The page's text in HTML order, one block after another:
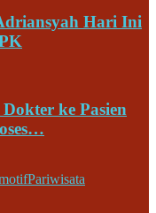
Hari Ini
ke Pasien
Pariwisata